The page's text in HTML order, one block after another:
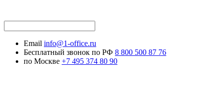
Email info@1-office.ru
Бесплатный звонок по РФ 8 800 500 87 76
по Москве +7 495 374 80 90